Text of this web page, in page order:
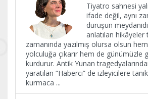
Tiyatro sahnesi
ifade değil, aynı
duruşun
anlatılan hikâyeler
zamanında yazılmış olursa olsun
yolculuğa çıkarır hem de günümüzle
kurdurur. Antik Yunan
yaratılan “Haberci” de izleyicilere
kurmaca ...